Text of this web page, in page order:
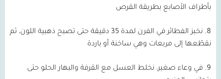
بأطراف الأصابع بطريقة القرص
8. نخبز الفطائر في الفرن لمدة 35 دقيقة حتى تصبح ذهبية اللون، ثم
نقطّعها إلى مربعات وهي ساخنة أو باردة
9. في وعاء صغير، نخلط العسل مع القرفة والبهار الحلو حتى